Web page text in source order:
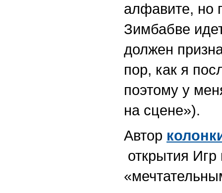
алфавите, но
Зимбабве
должен
пор, как я
поэтому у
на сцене»).
Автор
открытия